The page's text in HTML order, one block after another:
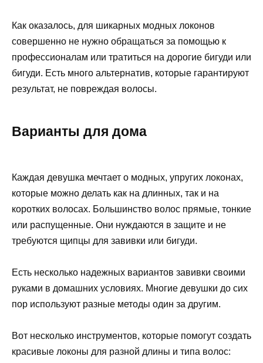
Как оказалось, для шикарных модных локонов
совершенно не нужно обращаться за помощью к
профессионалам или тратиться на дорогие бигуди или
бигуди. Есть много альтернатив, которые гарантируют
результат, не повреждая волосы.
Варианты для дома
Каждая девушка мечтает о модных, упругих локонах,
которые можно делать как на длинных, так и на
коротких волосах. Большинство волос прямые, тонкие
или распущенные. Они нуждаются в защите и не
требуются щипцы для завивки или бигуди.
Есть несколько надежных вариантов завивки своими
руками в домашних условиях. Многие девушки до сих
пор используют разные методы один за другим.
Вот несколько инструментов, которые помогут создать
красивые локоны для разной длины и типа волос: